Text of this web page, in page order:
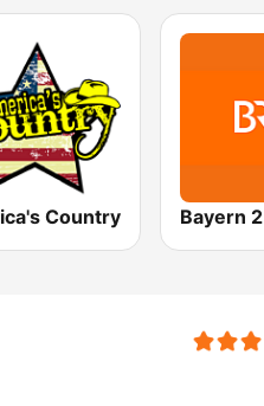
Bayern 2